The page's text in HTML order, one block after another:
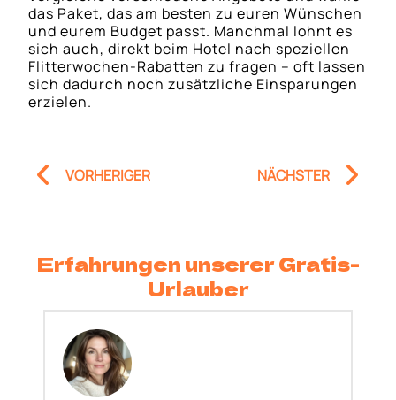
das Paket, das am besten zu euren Wünschen
und eurem Budget passt. Manchmal lohnt es
sich auch, direkt beim Hotel nach speziellen
Flitterwochen-Rabatten zu fragen – oft lassen
sich dadurch noch zusätzliche Einsparungen
erzielen.
Prev
VORHERIGER NÄCHSTER
Erfahrungen unserer Gratis-
Urlauber